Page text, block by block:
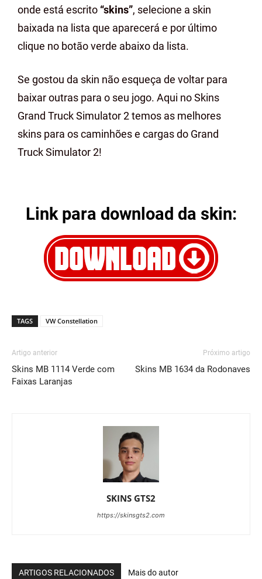
onde está escrito “skins”, selecione a skin
baixada na lista que aparecerá e por último
clique no botão verde abaixo da lista.
Se gostou da skin não esqueça de voltar para
baixar outras para o seu jogo. Aqui no Skins
Grand Truck Simulator 2 temos as melhores
skins para os caminhões e cargas do Grand
Truck Simulator 2!
Link para download da skin:
TAGS VW Constellation
Artigo anterior
Skins MB 1114 Verde com
Faixas Laranjas
Próximo artigo
Skins MB 1634 da Rodonaves
SKINS GTS2
https://skinsgts2.com
ARTIGOS RELACIONADOS Mais do autor